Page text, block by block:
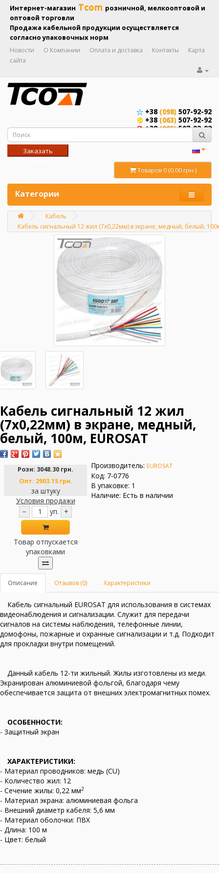
Интернет-магазин Tcom розничной, мелкооптовой и
оптовой торговли
Продажа кабельной продукции осуществляется
согласно упаковочных норм
Новости О Компании Оплата и доставка Контакты
Карта
сайта
+38 (098) 507-92-92
+38 (063) 507-92-92
+38(095)507-92-92
Заказать
Товаров 0 (0.00 грн.)
Категории
Главная
Кабель
Кабель сигнальный 12 жил (7х0,22мм) в экране, медный, белый,
Кабель сигнальный 12 жил
(7х0,22мм) в экране, медный,
белый, 100м, EUROSAT
Розн: 3048.30 грн.
Опт: 2903.15 грн.
за штуку
Условия продажи
−
уп. +
Товар отпускается
упаковками
Производитель: EUROSAT
Код: 7-0776
В упаковке: 1
Наличие: Есть в наличии
Описание Отзывов (0) Характеристики
Кабель сигнальный EUROSAT для использования в системах
видеонаблюдения и сигнализации. Служит для передачи
сигналов на системы наблюдения, телефонные линии,
домофоны, пожарные и охранные сигнализации и т.д. Подходит
для прокладки внутри помещений.
Данный кабель 12-ти жильный. Жилы изготовлены из меди.
Экранирован алюминиевой фольгой, благодаря чему
обеспечивается защита от внешних электромагнитных помех.
ОСОБЕННОСТИ:
- Защитный экран
ХАРАКТЕРИСТИКИ:
- Материал проводников: медь (CU)
- Количество жил: 12
- Сечение жилы: 0,22 мм2
- Материал экрана: алюминиевая фольга
- Внешний диаметр кабеля: 5,6 мм
- Материал оболочки: ПВХ
- Длина: 100 м
- Цвет: белый